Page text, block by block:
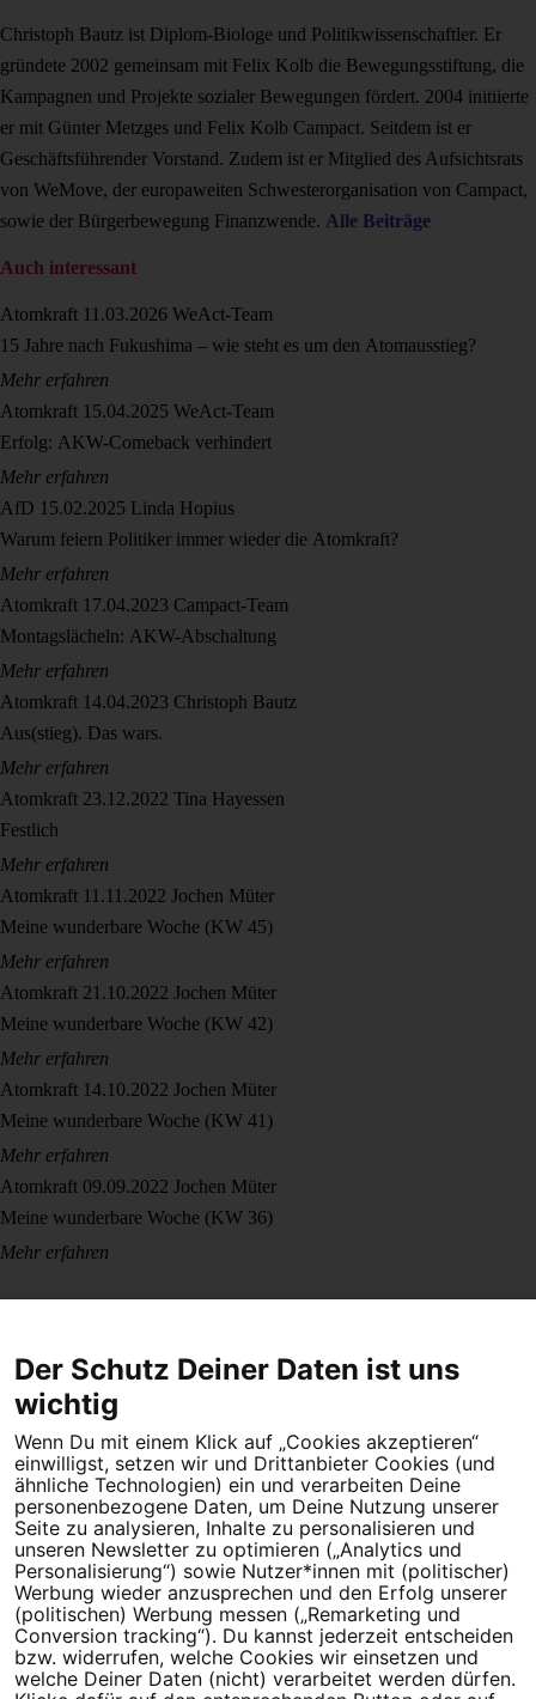
Christoph Bautz ist Diplom-Biologe und Politikwissenschaftler. Er
gründete 2002 gemeinsam mit Felix Kolb die Bewegungsstiftung, die
Kampagnen und Projekte sozialer Bewegungen fördert. 2004 initiierte
er mit Günter Metzges und Felix Kolb Campact. Seitdem ist er
Geschäftsführender Vorstand. Zudem ist er Mitglied des Aufsichtsrats
von WeMove, der europaweiten Schwesterorganisation von Campact,
sowie der Bürgerbewegung Finanzwende. Alle Beiträge
Auch interessant
Atomkraft 11.03.2026 WeAct-Team
15 Jahre nach Fukushima – wie steht es um den Atomausstieg?
Mehr erfahren
Atomkraft 15.04.2025 WeAct-Team
Erfolg: AKW-Comeback verhindert
Mehr erfahren
AfD 15.02.2025 Linda Hopius
Warum feiern Politiker immer wieder die Atomkraft?
Mehr erfahren
Atomkraft 17.04.2023 Campact-Team
Montagslächeln: AKW-Abschaltung
Mehr erfahren
Atomkraft 14.04.2023 Christoph Bautz
Aus(stieg). Das wars.
Mehr erfahren
Atomkraft 23.12.2022 Tina Hayessen
Festlich
Mehr erfahren
Atomkraft 11.11.2022 Jochen Müter
Meine wunderbare Woche (KW 45)
Mehr erfahren
Atomkraft 21.10.2022 Jochen Müter
Meine wunderbare Woche (KW 42)
Mehr erfahren
Atomkraft 14.10.2022 Jochen Müter
Meine wunderbare Woche (KW 41)
Mehr erfahren
Atomkraft 09.09.2022 Jochen Müter
Meine wunderbare Woche (KW 36)
Mehr erfahren
Dein Engagement macht den Unterschied. Schließe Dich 4,5
Millionen Menschen an.
Newsletter bestellen
Campact e.V.
IBAN DE95 2‍5‍1‍2 0‍5‍1‍0 6‍9‍8‍0 0‍0‍0‍0 0‍0
Der Schutz Deiner Daten ist uns
wichtig
Wenn Du mit einem Klick auf „Cookies akzeptieren“
einwilligst, setzen wir und Drittanbieter Cookies (und
ähnliche Technologien) ein und verarbeiten Deine
personenbezogene Daten, um Deine Nutzung unserer
Seite zu analysieren, Inhalte zu personalisieren und
unseren Newsletter zu optimieren („Analytics und
Personalisierung“) sowie Nutzer*innen mit (politischer)
Werbung wieder anzusprechen und den Erfolg unserer
(politischen) Werbung messen („Remarketing und
Conversion tracking“). Du kannst jederzeit entscheiden
bzw. widerrufen, welche Cookies wir einsetzen und
welche Deiner Daten (nicht) verarbeitet werden dürfen.